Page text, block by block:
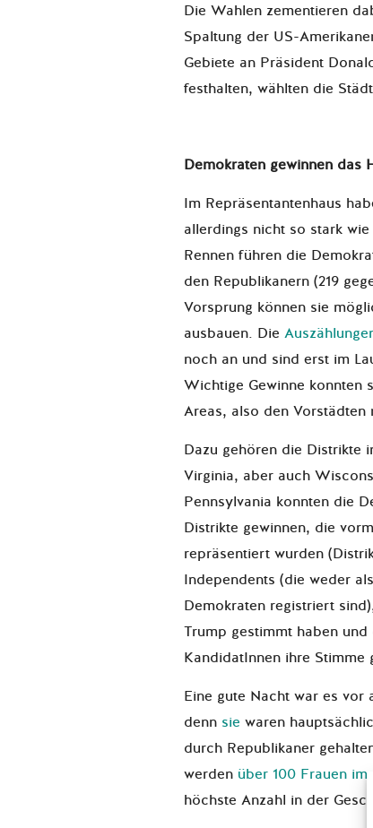
Die Wahlen zementieren
Spaltung der US-
Gebiete an Präsident
festhalten, wählten die
Demokraten gewinnen das
Im Repräsentantenhaus
allerdings nicht so stark
Rennen führen die
den Republikanern (219
Vorsprung können sie
ausbauen. Die
noch an und sind erst im
Wichtige Gewinne konnten
Areas, also den Vorstädten
Dazu gehören die Distrikte
Virginia, aber auch
Pennsylvania konnten die
Distrikte gewinnen, die
repräsentiert wurden
Independents (die weder
Demokraten registriert
Trump gestimmt haben
KandidatInnen ihre Stimme
Eine gute Nacht war es
denn sie waren
durch Republikaner
werden über 100 Frauen im
höchste Anzahl in der